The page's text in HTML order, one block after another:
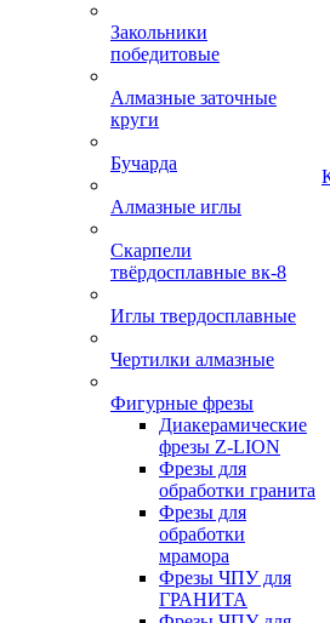
Закольники
победитовые
Алмазные заточные
круги
Бучарда
Алмазные иглы
Скарпели
твёрдосплавные вк-8
Иглы твердосплавные
Чертилки алмазные
Фигурные фрезы
Диакерамические
фрезы Z-LION
Фрезы для
обработки гранита
Фрезы для
обработки
мрамора
Фрезы ЧПУ для
ГРАНИТА